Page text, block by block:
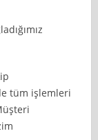
tüm işlemleri